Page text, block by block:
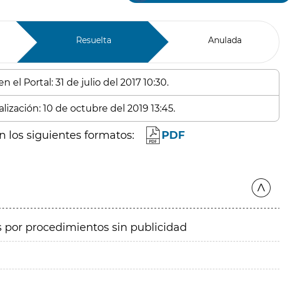
Resuelta Anulada
el Portal: 31 de julio del 2017 10:30.
10 de octubre del 2019 13:45.
los siguientes formatos: PDF
por procedimientos sin publicidad